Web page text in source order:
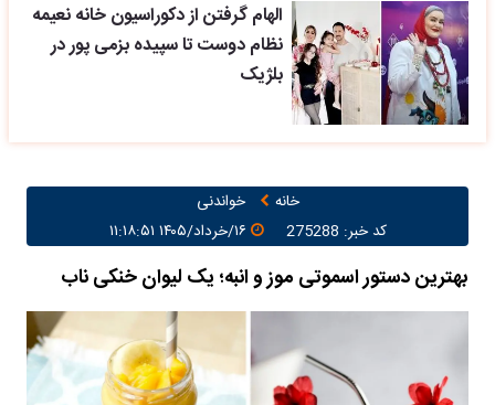
الهام گرفتن از دکوراسیون خانه نعیمه
نظام دوست تا سپیده بزمی پور در
بلژیک
خانه
خواندنی
کد خبر: 275288
بهترین دستور اسموتی موز و انبه؛ یک لیوان خنکی ناب